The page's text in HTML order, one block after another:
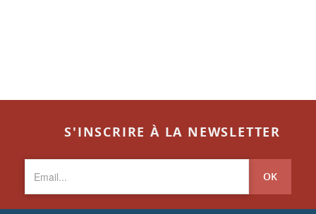
S'INSCRIRE À LA NEWSLETTER
OK